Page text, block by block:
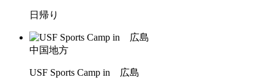
日帰り
中国地方
USF Sports Camp in 広島